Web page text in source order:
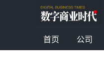
首页 公司